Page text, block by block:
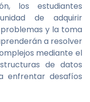
los estudiantes
de adquirir
y la toma
a resolver
mediante el
de datos
enfrentar desafíos